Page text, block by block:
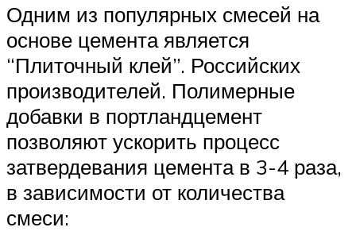
Одним из популярных смесей на
основе цемента является
“Плиточный клей”. Российских
производителей. Полимерные
добавки в портландцемент
позволяют ускорить процесс
затвердевания цемента в 3-4 раза,
в зависимости от количества
смеси: